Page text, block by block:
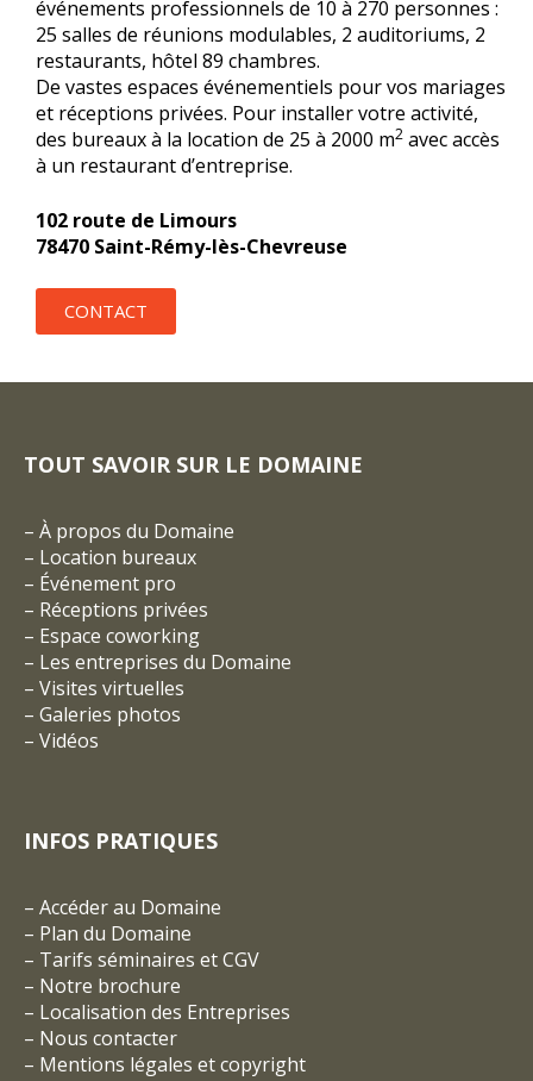
événements professionnels de 10 à 270 personnes :
25 salles de réunions modulables, 2 auditoriums, 2
restaurants, hôtel 89 chambres.
De vastes espaces événementiels pour vos mariages
et réceptions privées. Pour installer votre activité,
des bureaux à la location de 25 à 2000 m2 avec accès
à un restaurant d’entreprise.
102 route de Limours
78470 Saint-Rémy-lès-Chevreuse
CONTACT
TOUT SAVOIR SUR LE DOMAINE
– À propos du Domaine
– Location bureaux
– Événement pro
– Réceptions privées
– Espace coworking
– Les entreprises du Domaine
– Visites virtuelles
– Galeries photos
– Vidéos
INFOS PRATIQUES
– Accéder au Domaine
– Plan du Domaine
– Tarifs séminaires et CGV
– Notre brochure
– Localisation des Entreprises
– Nous contacter
– Mentions légales et copyright